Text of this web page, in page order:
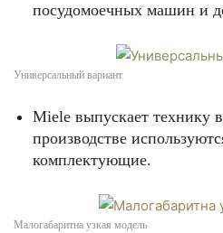
посудомоечных машин и
Универсальный вариант
Miele выпускает технику
производстве
комплектующие.
Малогабаритна узкая модель